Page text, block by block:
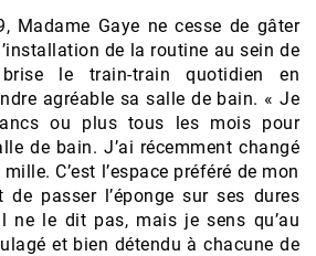
Madame Gaye ne cesse de gâter
de la routine au sein de
le train-train quotidien en
agréable sa salle de bain. « Je
ou plus tous les mois pour
de bain. J’ai récemment changé
C’est l’espace préféré de mon
passer l’éponge sur ses dures
ne le dit pas, mais je sens qu’au
et bien détendu à chacune de